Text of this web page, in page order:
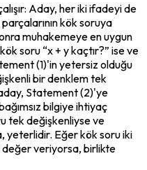
Aday, her iki ifadeyi de
kök soruya
muhakemeye en uygun
soru “x + y kaçtır?” ise ve
(1)'in yetersiz olduğu
bir denklem tek
Statement (2)'ye
bilgiye ihtiyaç
tek değişkenliyse ve
yeterlidir. Eğer kök soru iki
veriyorsa, birlikte